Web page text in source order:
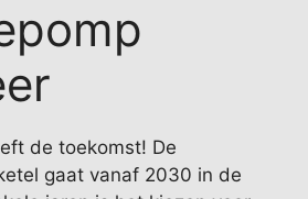
de toekomst! De
gaat vanaf 2030 in de